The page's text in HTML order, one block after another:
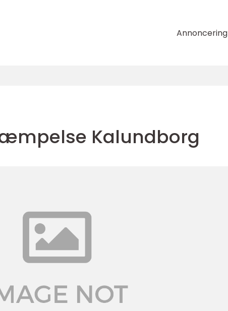
Annoncering
Kalundborg